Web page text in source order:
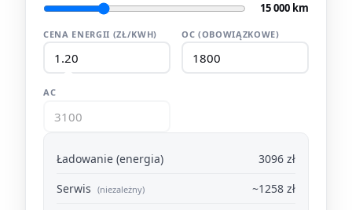
15 000 km
CENA ENERGII (ZŁ/KWH) OC (OBOWIĄZKOWE)
AC
Ładowanie (energia)
3096 zł
Serwis (niezależny)
~1258 zł